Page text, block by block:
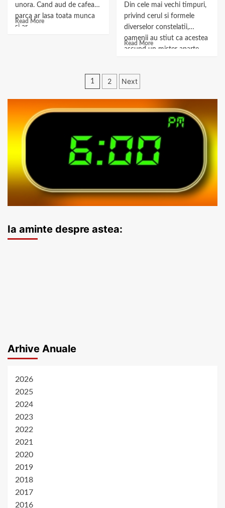
unora. Cand aud de cafea,
parca ar lasa toata munca
si ar...
Read More
Din cele mai vechi timpuri,
privind cerul si formele
diverselor constelatii,
oamenii au stiut ca acestea
ascund un mister aparte....
Read More
Paginație
articole
1 2 Next
Ia aminte despre astea:
Arhive Anuale
2026
2025
2024
2023
2022
2021
2020
2019
2018
2017
2016